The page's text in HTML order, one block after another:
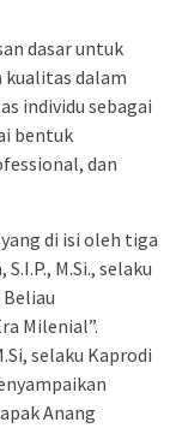
dasar untuk
dalam
individu sebagai
bentuk
dan
di isi oleh tiga
M.Si., selaku
Milenial”.
selaku Kaprodi
Anang